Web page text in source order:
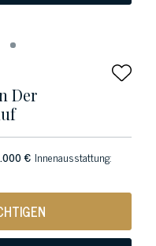
Der
€ Innenausstattung: